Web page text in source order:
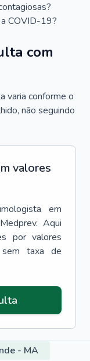
COVID-19?
com
varia conforme o
não seguindo
valores
em
Aqui
por valores
sem taxa de
- MA